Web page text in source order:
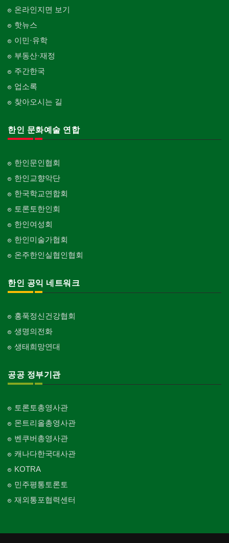
온라인지면 보기
핫뉴스
이민·유학
부동산·재정
주간한국
업소록
찾아오시는 길
한인 문화예술 연합
한인문인협회
한인교향악단
한국학교연합회
토론토한인회
한인여성회
한인미술가협회
온주한인실협인협회
한인 공익 네트워크
홍푹정신건강협회
생명의전화
생태희망연대
공공 정부기관
토론토총영사관
몬트리올총영사관
벤쿠버총영사관
캐나다한국대사관
KOTRA
민주평통토론토
재외통포협력센터